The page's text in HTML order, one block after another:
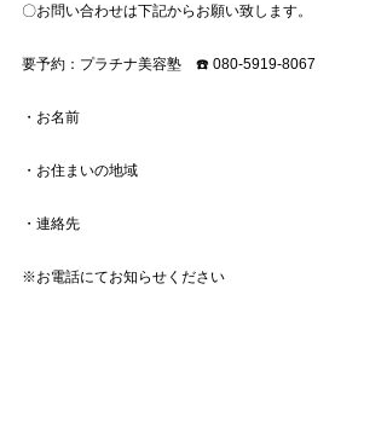
〇お問い合わせは下記からお願い致します。
要予約：プラチナ美容塾　☎️ 080-5919-8067
・お名前
・お住まいの地域
・連絡先
※お電話にてお知らせください